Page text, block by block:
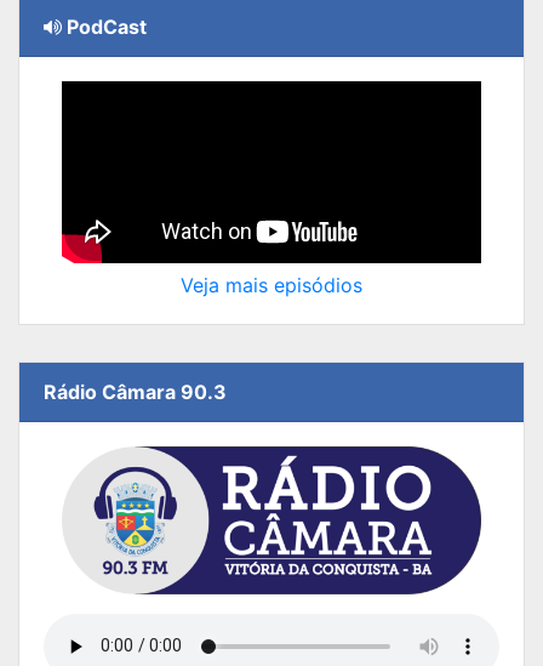
PodCast
Veja mais episódios
Rádio Câmara 90.3